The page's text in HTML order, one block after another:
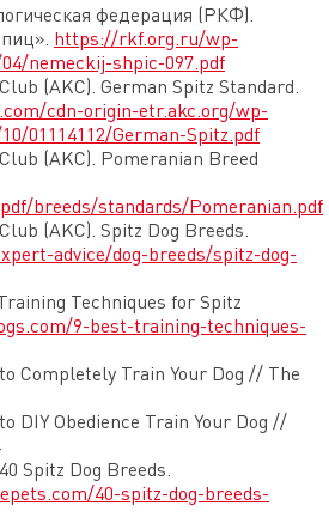
федерация (РКФ).
https://rkf.org.ru/wp-
nemeckij-shpic-097.pdf
(AKC). German Spitz Standard.
cdn-origin-etr.akc.org/wp-
01114112/German-Spitz.pdf
(AKC). Pomeranian Breed
breeds/standards/Pomeranian.pdf
(AKC). Spitz Dog Breeds.
advice/dog-breeds/spitz-dog-
Techniques for Spitz
9-best-training-techniques-
Completely Train Your Dog // The
DIY Obedience Train Your Dog //
Spitz Dog Breeds.
40-spitz-dog-breeds-